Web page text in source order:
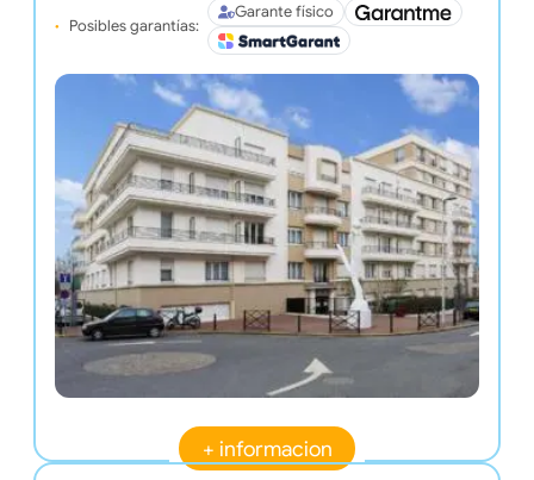
Posibles garantías:
Garante físico
+ informacion